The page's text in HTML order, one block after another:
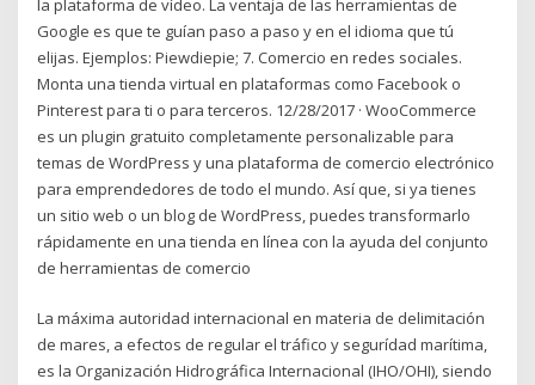
la plataforma de vídeo. La ventaja de las herramientas de
Google es que te guían paso a paso y en el idioma que tú
elijas. Ejemplos: Piewdiepie; 7. Comercio en redes sociales.
Monta una tienda virtual en plataformas como Facebook o
Pinterest para ti o para terceros. 12/28/2017 · WooCommerce
es un plugin gratuito completamente personalizable para
temas de WordPress y una plataforma de comercio electrónico
para emprendedores de todo el mundo. Así que, si ya tienes
un sitio web o un blog de WordPress, puedes transformarlo
rápidamente en una tienda en línea con la ayuda del conjunto
de herramientas de comercio
La máxima autoridad internacional en materia de delimitación
de mares, a efectos de regular el tráfico y segurídad marítima,
es la Organización Hidrográfica Internacional (IHO/OHI), siendo